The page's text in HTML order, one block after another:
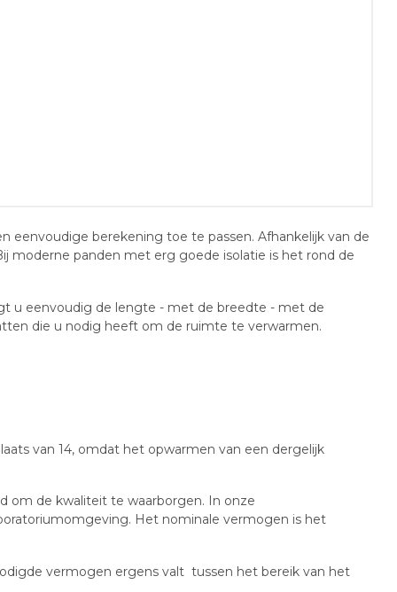
berekening toe te passen. Afhankelijk van de
moderne panden met erg goede isolatie is het rond de
u eenvoudig de lengte - met de breedte - met de
die u nodig heeft om de ruimte te verwarmen.
van 14, omdat het opwarmen van een dergelijk
om de kwaliteit te waarborgen. In onze
Het nominale vermogen is het
vermogen ergens valt tussen het bereik van het